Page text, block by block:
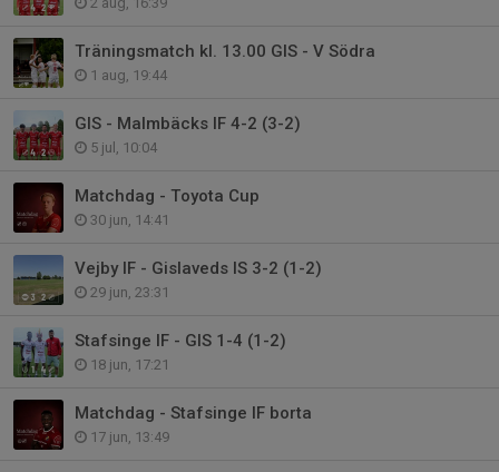
Träningsmatch kl. 13.00 GIS - V Södra
1 aug, 19:44
GIS - Malmbäcks IF 4-2 (3-2)
5 jul, 10:04
Matchdag - Toyota Cup
30 jun, 14:41
Vejby IF - Gislaveds IS 3-2 (1-2)
29 jun, 23:31
Stafsinge IF - GIS 1-4 (1-2)
18 jun, 17:21
Matchdag - Stafsinge IF borta
17 jun, 13:49